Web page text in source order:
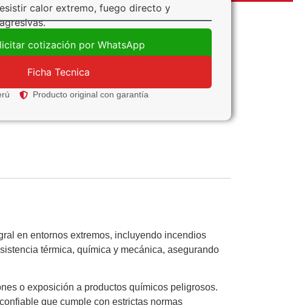
calor extremo, fuego directo y
cotización por WhatsApp
Ficha Tecnica
Producto original con garantía
en entornos extremos, incluyendo incendios
térmica, química y mecánica, asegurando
o exposición a productos químicos peligrosos.
que cumple con estrictas normas